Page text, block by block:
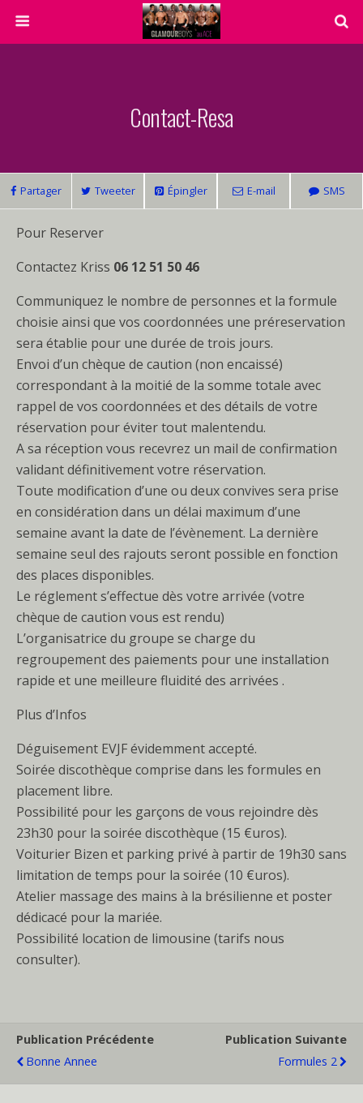
Contact-Resa
Partager Tweeter Épingler E-mail SMS
Pour Reserver
Contactez Kriss 06 12 51 50 46
Communiquez le nombre de personnes et la formule
choisie ainsi que vos coordonnées une préreservation
sera établie pour une durée de trois jours.
Envoi d’un chèque de caution (non encaissé)
correspondant à la moitié de la somme totale avec
rappel de vos coordonnées et des détails de votre
réservation pour éviter tout malentendu.
A sa réception vous recevrez un mail de confirmation
validant définitivement votre réservation.
Toute modification d’une ou deux convives sera prise
en considération dans un délai maximum d’une
semaine avant la date de l’évènement. La dernière
semaine seul des rajouts seront possible en fonction
des places disponibles.
Le réglement s’effectue dès votre arrivée (votre
chèque de caution vous est rendu)
L’organisatrice du groupe se charge du
regroupement des paiements pour une installation
rapide et une meilleure fluidité des arrivées .
Plus d’Infos
Déguisement EVJF évidemment accepté.
Soirée discothèque comprise dans les formules en
placement libre.
Possibilité pour les garçons de vous rejoindre dès
23h30 pour la soirée discothèque (15 €uros).
Voiturier Bizen et parking privé à partir de 19h30 sans
limitation de temps pour la soirée (10 €uros).
Atelier massage des mains à la brésilienne et poster
dédicacé pour la mariée.
Possibilité location de limousine (tarifs nous
consulter).
Publication Précédente
Bonne Annee
Publication Suivante
Formules 2